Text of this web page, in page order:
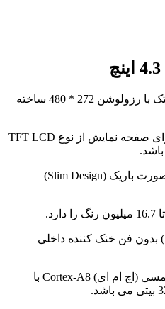
پنل لمسی (اچ ام ای) 4.3 اینچ وینتک با رزولوشن 272 * 480 ساخته
HMI وینتک سری MT8050IE دارای صفحه نمایش از نوع TFT LCD
بدنه ی این HMI (پنل لمسی) به صورت باریک (Slim Design)
(WEINTEK HMI) بدون فن خنک کننده داخلی
پردازنده به کار رفته در این پنل لمسی (اچ ام ای) Cortex-A8 با